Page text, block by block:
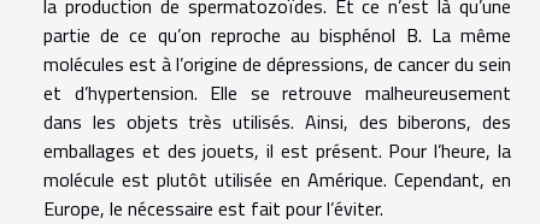
partie de ce qu’on reproche au bisphénol B. La même
molécules est à l’origine de dépressions, de cancer du sein
et d’hypertension. Elle se retrouve malheureusement
dans les objets très utilisés. Ainsi, des biberons, des
emballages et des jouets, il est présent. Pour l’heure, la
molécule est plutôt utilisée en Amérique. Cependant, en
Europe, le nécessaire est fait pour l’éviter.